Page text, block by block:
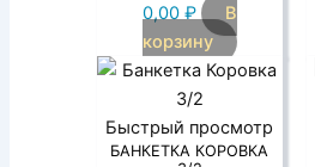
0,00 ₽
В
корзину
Быстрый просмотр
БАНКЕТКА КОРОВКА